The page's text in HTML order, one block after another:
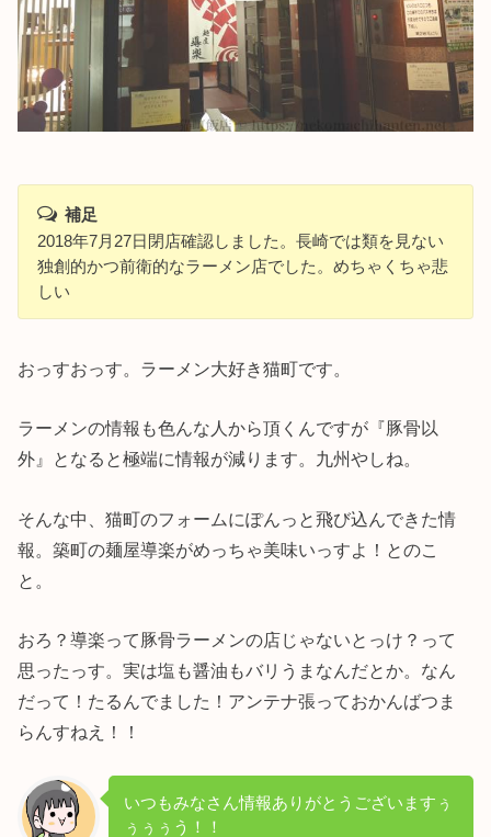
補足
2018年7月27日閉店確認しました。長崎では類を見ない
独創的かつ前衛的なラーメン店でした。めちゃくちゃ悲
しい
おっすおっす。ラーメン大好き猫町です。
ラーメンの情報も色んな人から頂くんですが『豚骨以
外』となると極端に情報が減ります。九州やしね。
そんな中、猫町のフォームにぽんっと飛び込んできた情
報。築町の麺屋導楽がめっちゃ美味いっすよ！とのこ
と。
おろ？導楽って豚骨ラーメンの店じゃないとっけ？って
思ったっす。実は塩も醤油もバリうまなんだとか。なん
だって！たるんでました！アンテナ張っておかんばつま
らんすねえ！！
いつもみなさん情報ありがとうございますぅ
ぅぅぅう！！